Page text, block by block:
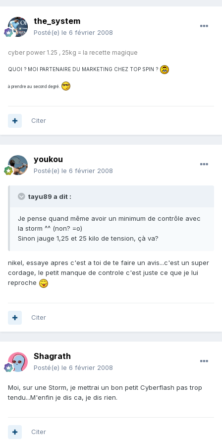
the_system
Posté(e) le 6 février 2008
cyber power 1.25 , 25kg = la recette magique
QUOI ? MOI PARTENAIRE DU MARKETING CHEZ TOP SPIN ?
à prendre au second degré.
Citer
youkou
Posté(e) le 6 février 2008
tayu89 a dit :
Je pense quand même avoir un minimum de contrôle avec
la storm ^^ (non? =o)
Sinon jauge 1,25 et 25 kilo de tension, çà va?
nikel, essaye apres c'est a toi de te faire un avis...c'est un super
cordage, le petit manque de controle c'est juste ce que je lui
reproche
Citer
Shagrath
Posté(e) le 6 février 2008
Moi, sur une Storm, je mettrai un bon petit Cyberflash pas trop
tendu...M'enfin je dis ca, je dis rien.
Citer